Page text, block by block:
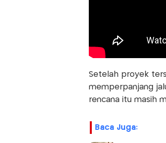
Setelah proyek
memperpanjang
rencana itu masih
Baca Juga: